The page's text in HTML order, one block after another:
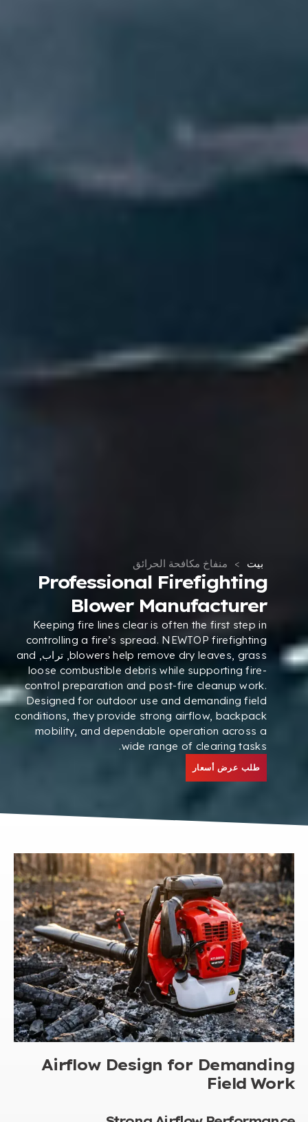
بيت > منفاخ مكافحة الحرائق
Professional Firefighting
Blower Manufacturer
Keeping fire lines clear is often the first step in
controlling a fire’s spread. NEWTOP firefighting
blowers help remove dry leaves, grass , تراب, and
loose combustible debris while supporting fire-
control preparation and post-fire cleanup work.
Designed for outdoor use and demanding field
conditions, they provide strong airflow, backpack
mobility,and dependable operation across a
wide range of clearing tasks
.
طلب عرض أسعار
Airflow Design for Demanding
Field Work